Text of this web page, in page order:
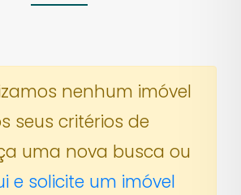
nenhum imóvel
seus critérios de
uma nova busca ou
e solicite um imóvel